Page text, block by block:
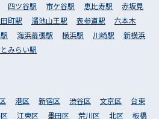
四ツ谷駅 市ケ谷駅 恵比寿駅
赤坂見
町駅 溜池山王駅 表参道駅
六本木
海浜幕張駅 横浜駅 川崎駅
新横浜
みらい駅
港区 新宿区 渋谷区 文京区
台東
江東区 墨田区 荒川区 北区 板橋